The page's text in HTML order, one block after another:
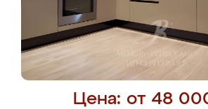
Цена: от 48